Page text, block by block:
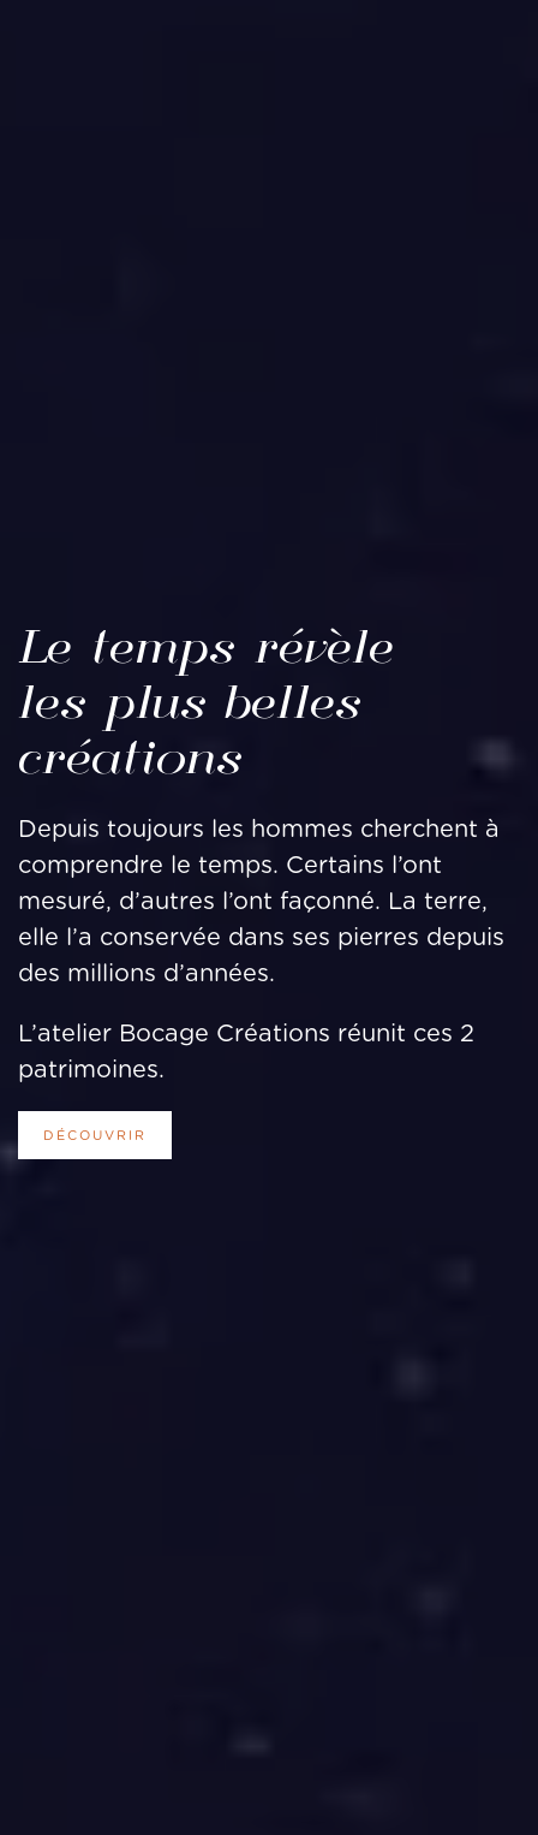
Le temps révèle
les plus belles
créations
Depuis toujours les hommes cherchent à
comprendre le temps. Certains l’ont
mesuré, d’autres l’ont façonné. La terre,
elle l’a conservée dans ses pierres depuis
des millions d’années.
L’atelier Bocage Créations réunit ces 2
patrimoines.
DÉCOUVRIR